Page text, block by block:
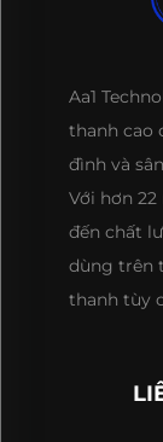
Aa1
thanh cao
đình và
Với hơn
đến chất
dùng trên
thanh tùy